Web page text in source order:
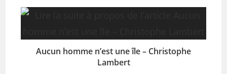
Aucun homme n’est une île – Christophe
Lambert